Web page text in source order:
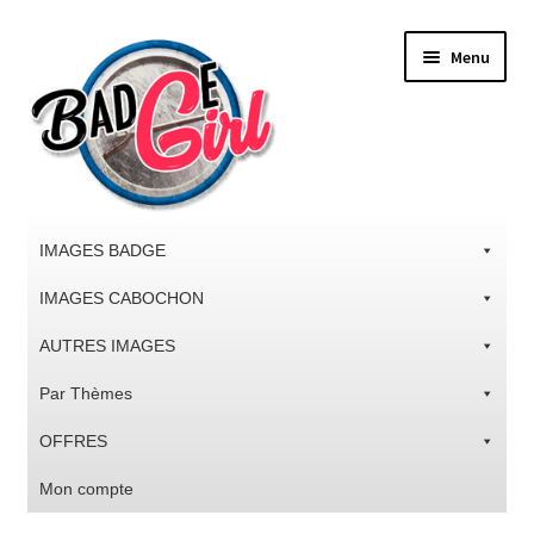
la
navigation
contenu
Menu
IMAGES BADGE
IMAGES CABOCHON
AUTRES IMAGES
Par Thèmes
OFFRES
Mon compte